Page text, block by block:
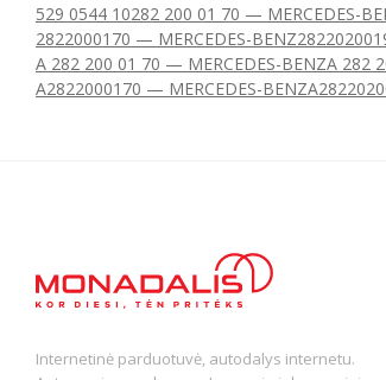
529 0544 10282 200 01 70 — MERCEDES-
2822000170 — MERCEDES-BENZ
A 282 200 01 70 — MERCEDES-BENZA 282
A2822000170 — MERCEDES-BENZ
Internetinė parduotuvė, autodalys internetu.